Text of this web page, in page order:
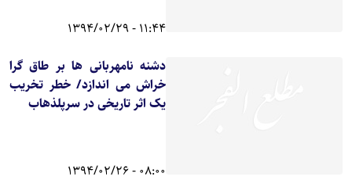
11:44 - 1394/02/29
دشنه نامهربانی ها بر طاق گرا
خراش می اندازد/ خطر تخریب
یک اثر تاریخی در سرپلذهاب
08:00 - 1394/02/26